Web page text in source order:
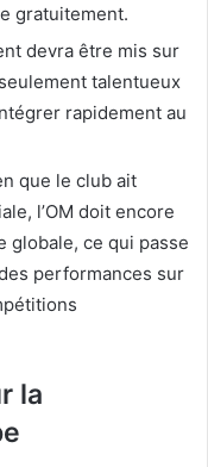
gratuitement.
devra être mis sur
talentueux
rapidement au
que le club ait
l’OM doit encore
globale, ce qui passe
performances sur
la